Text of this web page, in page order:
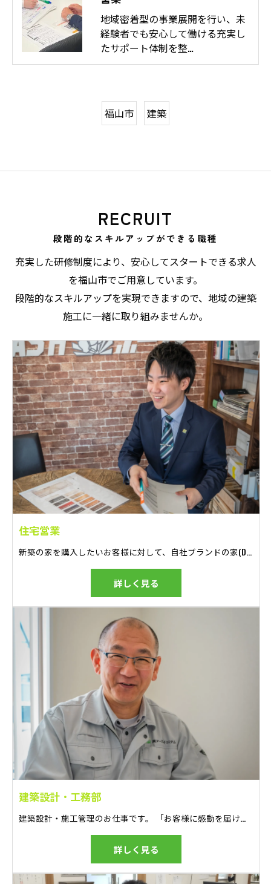
地域密着型の事業展開を行い、未
経験者でも安心して働ける充実し
たサポート体制を整…
福山市 建築
段階的なスキルアップができる職種
RECRUIT
充実した研修制度により、安心してスタートできる求人
を福山市でご用意しています。
段階的なスキルアップを実現できますので、地域の建築
施工に一緒に取り組みませんか。
住宅営業
新築の家を購入したいお客様に対して、自社ブランドの家(DASHホーム・平屋GOOD)をご提案し、お引き渡しまでフォローしていただきます。 Webチラシを見て興味を持ち、イベント(見学会)に参加されたお客様や、チラシを見てお問い合わせくださるお客様などに対し、ご提案をしていただきます。 一軒一軒にそれぞれの家族の物語があります。 一生に一度の家づくりの感動を、お客様と共に体験することができる、とてもやりがいのあるお仕事です。
詳しく見る
建築設計・工務部
建築設計・施工管理のお仕事です。 「お客様に感動を届ける」という理念を掲げ、現場で働くスタッフ一人ひとりが一丸となって家づくりをしています。 現場管理ソフトを導入しておりますので、効率的な現場管理ができる環境を作っています。 積極的に新しい技術や仕組みを取り入れ、関わるすべての人が一体となってより良い家づくりを実現します。 誠実でありながら、必要なことをしっかりと伝えることができる責任感のある方に向いているお仕事です。
詳しく見る